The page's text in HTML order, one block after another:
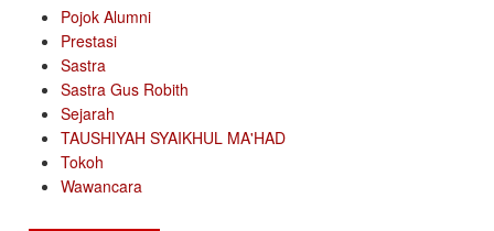
Pojok Alumni
Prestasi
Sastra
Sastra Gus Robith
Sejarah
TAUSHIYAH SYAIKHUL MA'HAD
Tokoh
Wawancara